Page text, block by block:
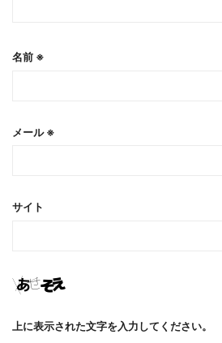
名前 ※
メール※
サイト
上に表示された文字を入力してください。